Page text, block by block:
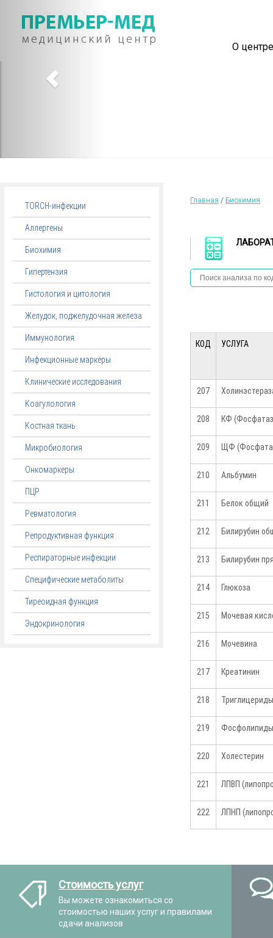
О центре
TORCH-инфекции
Аллергены
Биохимия
Гипертензия
Гистология и цитология
Желудок, поджелудочная железа
Иммунология
Инфекционные маркеры
Клинические исследования
Коагулология
Костная ткань
Микробиология
Онкомаркеры
ПЦР
Ревматология
Репродуктивная функция
Респираторные инфекции
Специфические метаболиты
Тиреоидная функция
Эндокринология
Главная / Биохимия
КОД УСЛУГА
207
208 КФ
209 ЩФ
210 Альбумин
211 Белок общий
212 Билирубин
213 Билирубин
214 Глюкоза
215 Мочевая
216 Мочевина
217 Креатинин
218 Триглицериды
219 Фосфолипиды
220 Холестерин
221 ЛПВП
222 ЛПНП
Стоимость услуг
Вы можете ознакомиться со
стоимостью наших услуг и правилами
сдачи анализов